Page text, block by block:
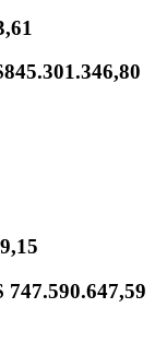
747.590.647,59